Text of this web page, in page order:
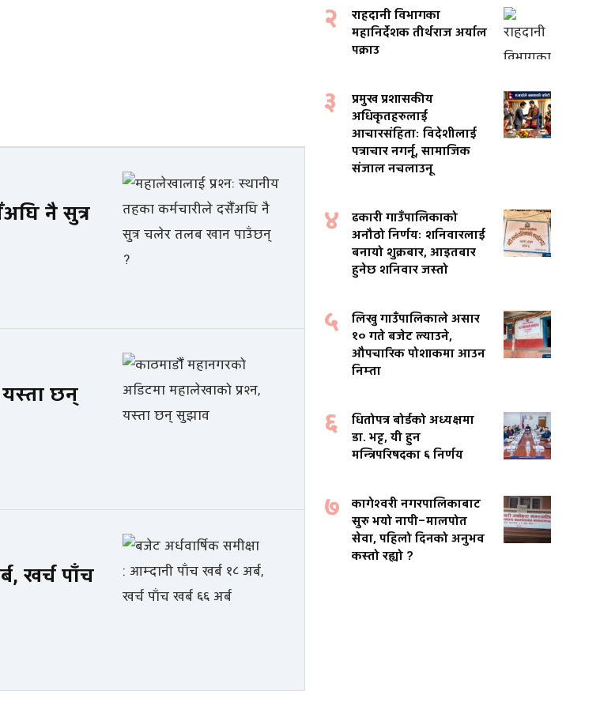
नै सुत्र
यस्ता छन्
खर्च पाँच
२
राहदानी विभागका
महानिर्देशक तीर्थराज अर्याल
पक्राउ
३
प्रमुख प्रशासकीय
अधिकृतहरुलाई
आचारसंहिताः विदेशीलाई
पत्राचार नगर्नू, सामाजिक
संजाल नचलाउनू
४
ढकारी गाउँपालिकाको
अनौठो निर्णयः शनिवारलाई
बनायो शुक्रबार, आइतबार
हुनेछ शनिवार जस्तो
५
लिखु गाउँपालिकाले असार
१० गते बजेट ल्याउने,
औपचारिक पोशाकमा आउन
निम्ता
६
धितोपत्र बोर्डको अध्यक्षमा
डा. भट्ट, यी हुन
मन्त्रिपरिषदका ६ निर्णय
७
कागेश्वरी नगरपालिकाबाट
सुरु भयो नापी–मालपोत
सेवा, पहिलो दिनको अनुभव
कस्तो रह्यो ?